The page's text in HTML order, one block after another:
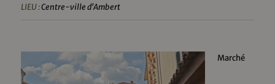
LIEU :Centre-ville d'Ambert
Marché